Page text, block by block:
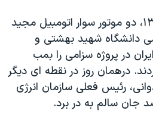
در هشتم آذرماه سال ۱۳۸۹، دو موتور سوار اتومبیل مجید
دانشگاه شهید بهشتی و
در پروژه سزامی را بمب
درهمان روز در نقطه ای دیگر
رئیس فعلی سازمان انرژی
جان سالم به در برد.